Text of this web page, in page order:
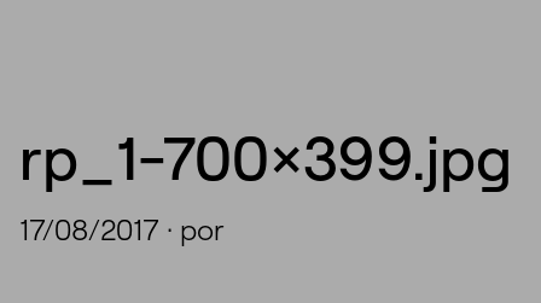
rp_1-700×399.jpg
17/08/2017 · por